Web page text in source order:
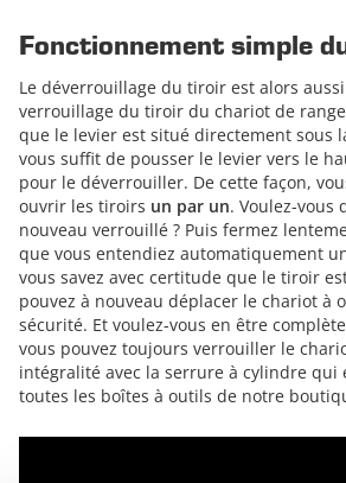
Fonctionnement simple
Le déverrouillage du tiroir est alors
verrouillage du tiroir du chariot de
que le levier est situé directement sous
vous suffit de pousser le levier vers le
pour le déverrouiller. De cette façon,
ouvrir les tiroirs un par un. Voulez-vous
nouveau verrouillé ? Puis fermez
que vous entendiez automatiquement
vous savez avec certitude que le tiroir
pouvez à nouveau déplacer le chariot à
sécurité. Et voulez-vous en être
vous pouvez toujours verrouiller le
intégralité avec la serrure à cylindre qui
toutes les boîtes à outils de notre